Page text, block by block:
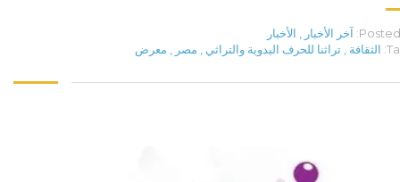
Posted آخر الأخبار
الأخبار
الثقافة تراثنا للحرف اليدوية والتراثي مصر معرض